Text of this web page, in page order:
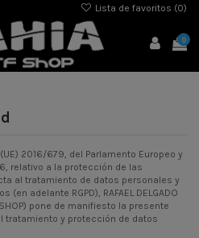
Lista de favoritos (0)
0
2016/679, del Parlamento Europeo y
relativo a la protección de las
al tratamiento de datos personales y
adelante RGPD), RAFAEL DELGADO
SHOP) pone de manifiesto la presente
tratamiento y protección de datos